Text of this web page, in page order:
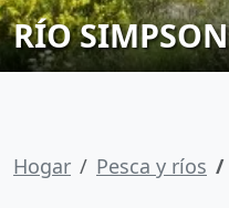
RÍO SIMPSON
Hogar Pesca y ríos